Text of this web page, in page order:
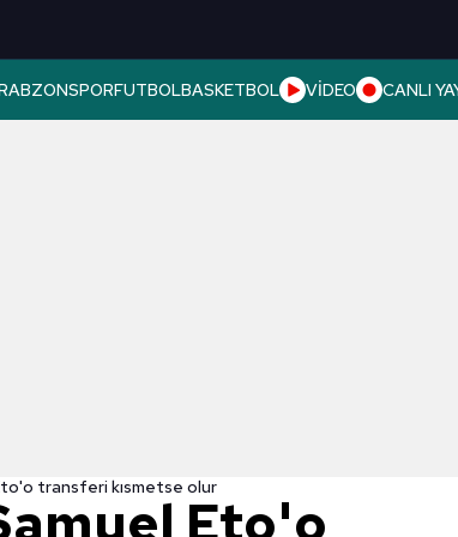
FUTBOLBASKETBOL VİDEO CANLI
transferi kısmetse olur
Eto'o